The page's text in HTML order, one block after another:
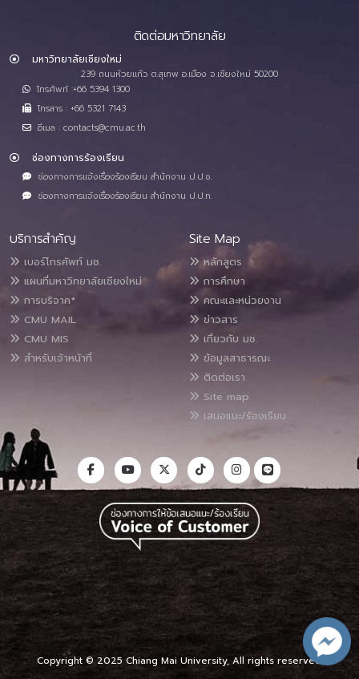
ติดต่อมหาวิทยาลัย
มหาวิทยาลัยเชียงใหม่
239 ถนนห้วยแก้ว ต.สุเทพ อ.เมือง จ.เชียงใหม่ 50200
โทรศัพท์ :+66 5394 1300
โทรสาร : +66 5321 7143
อีเมล : contacts@cmu.ac.th
ช่องทางการร้องเรียน
ช่องทางการแจ้งเรื่องร้องเรียน สำนักงาน ป.ป.ช.
ช่องทางการแจ้งเรื่องร้องเรียน สำนักงาน ป.ป.ท.
บริการสำคัญ
เบอร์โทรศัพท์ มช.
แผนที่มหาวิทยาลัยเชียงใหม่
การบริจาค*
CMU MAIL
CMU MIS
สำหรับเจ้าหน้าที่
Site Map
หลักสูตร
การศึกษา
คณะและหน่วยงาน
ข่าวสาร
เกี่ยวกับ มช.
ข้อมูลสาธารณะ
ติดต่อเรา
Site map
เสนอแนะ/ร้องเรียน
Copyright © 2025 Chiang Mai University, All rights reserved.